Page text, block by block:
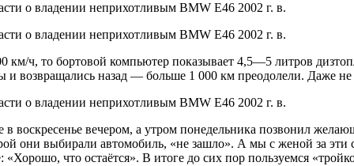
км/ч, то бортовой компьютер показывает 4,5—5 литров
назад — больше 1 000 км преодолели. Даже не
воскресенье вечером, а утром понедельника позвонил
они выбирали автомобиль, «не зашло». А мы с женой за
что остаётся». В итоге до сих пор пользуемся